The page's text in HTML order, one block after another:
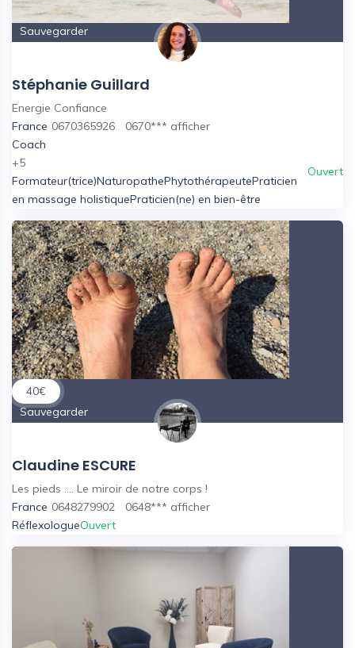
Sauvegarder
Stéphanie Guillard
Energie Confiance
France 0670365926 0670*** afficher
Coach
+5
Formateur(trice)NaturopathePhytothérapeutePraticien
en massage holistiquePraticien(ne) en bien-être
Ouvert
40€
Sauvegarder
Claudine ESCURE
Les pieds .... Le miroir de notre corps !
France 0648279902 0648*** afficher
RéflexologueOuvert